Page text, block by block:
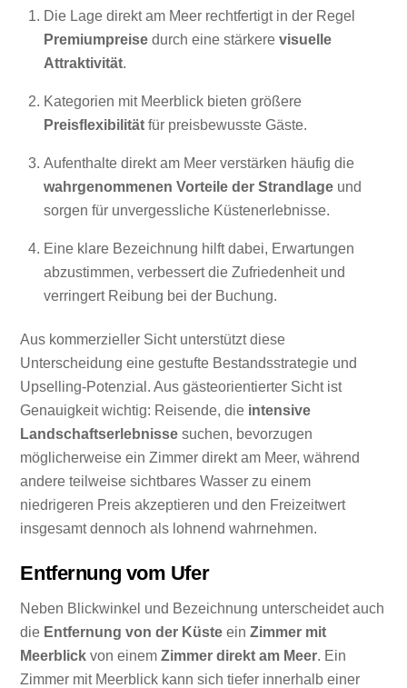
Die Lage direkt am Meer rechtfertigt in der Regel
Premiumpreise durch eine stärkere visuelle
Attraktivität.
Kategorien mit Meerblick bieten größere
Preisflexibilität für preisbewusste Gäste.
Aufenthalte direkt am Meer verstärken häufig die
wahrgenommenen Vorteile der Strandlage und
sorgen für unvergessliche Küstenerlebnisse.
Eine klare Bezeichnung hilft dabei, Erwartungen
abzustimmen, verbessert die Zufriedenheit und
verringert Reibung bei der Buchung.
Aus kommerzieller Sicht unterstützt diese
Unterscheidung eine gestufte Bestandsstrategie und
Upselling-Potenzial. Aus gästeorientierter Sicht ist
Genauigkeit wichtig: Reisende, die intensive
Landschaftserlebnisse suchen, bevorzugen
möglicherweise ein Zimmer direkt am Meer, während
andere teilweise sichtbares Wasser zu einem
niedrigeren Preis akzeptieren und den Freizeitwert
insgesamt dennoch als lohnend wahrnehmen.
Entfernung vom Ufer
Neben Blickwinkel und Bezeichnung unterscheidet auch
die Entfernung von der Küste einZimmer mit
Meerblick von einemZimmer direkt am Meer. Ein
Zimmer mit Meerblick kann sich tiefer innerhalb einer